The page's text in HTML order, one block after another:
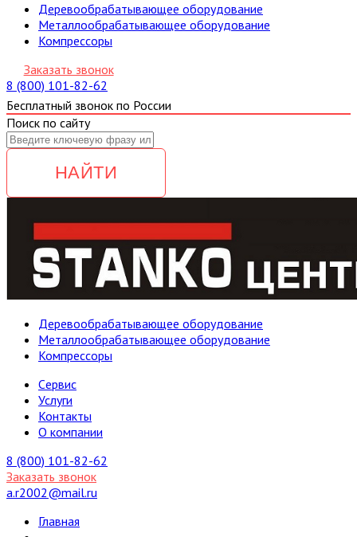
Деревообрабатывающее оборудование
Металлообрабатывающее оборудование
Компрессоры
Заказать звонок
8 (800) 101-82-62
Бесплатный звонок по России
Поиск по сайту
НАЙТИ
Деревообрабатывающее оборудование
Металлообрабатывающее оборудование
Компрессоры
Cервис
Услуги
Контакты
О компании
8 (800) 101-82-62
Заказать звонок
a.r2002@mail.ru
Главная